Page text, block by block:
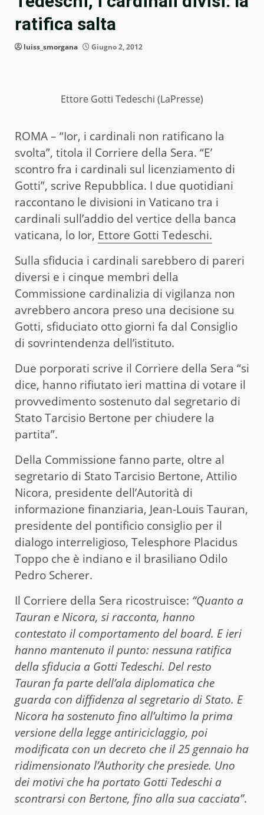
ratifica salta
luiss_smorgana Giugno 2, 2012
Ettore Gotti Tedeschi (LaPresse)
ROMA – “Ior, i cardinali non ratificano la
svolta”, titola il Corriere della Sera. “E’
scontro fra i cardinali sul licenziamento di
Gotti”, scrive Repubblica. I due quotidiani
raccontano le divisioni in Vaticano tra i
cardinali sull’addio del vertice della banca
vaticana, lo Ior, Ettore Gotti Tedeschi.
Sulla sfiducia i cardinali sarebbero di pareri
diversi e i cinque membri della
Commissione cardinalizia di vigilanza non
avrebbero ancora preso una decisione su
Gotti, sfiduciato otto giorni fa dal Consiglio
di sovrintendenza dell’istituto.
Due porporati scrive il Corriere della Sera “si
dice, hanno rifiutato ieri mattina di votare il
provvedimento sostenuto dal segretario di
Stato Tarcisio Bertone per chiudere la
partita”.
Della Commissione fanno parte, oltre al
segretario di Stato Tarcisio Bertone, Attilio
Nicora, presidente dell’Autorità di
informazione finanziaria, Jean-Louis Tauran,
presidente del pontificio consiglio per il
dialogo interreligioso, Telesphore Placidus
Toppo che è indiano e il brasiliano Odilo
Pedro Scherer.
Il Corriere della Sera ricostruisce: “Quanto a
Tauran e Nicora, si racconta, hanno
contestato il comportamento del board. E ieri
hanno mantenuto il punto: nessuna ratifica
della sfiducia a Gotti Tedeschi. Del resto
Tauran fa parte dell’ala diplomatica che
guarda con diffidenza al segretario di Stato. E
Nicora ha sostenuto fino all’ultimo la prima
versione della legge antiriciclaggio, poi
modificata con un decreto che il 25 gennaio ha
ridimensionato l’Authority che presiede. Uno
dei motivi che ha portato Gotti Tedeschi a
scontrarsi con Bertone, fino alla sua cacciata”.